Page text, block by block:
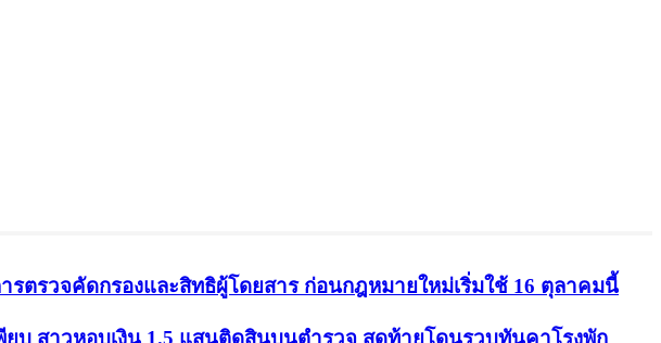
ตรวจคัดกรองและสิทธิผู้โดยสาร ก่อนกฎหมายใหม่เริ่มใช้ 16 ตุลาคมนี้
บ สาวหอบเงิน 1.5 แสนติดสินบนตำรวจ สุดท้ายโดนรวบทันคาโรงพัก